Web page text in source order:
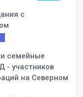
с
и семейные
- участников
на Северном